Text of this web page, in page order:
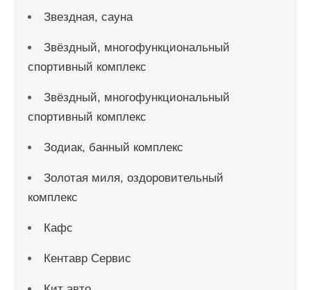
Звездная, сауна
Звёздный, многофункциональный
спортивный комплекс
Звёздный, многофункциональный
спортивный комплекс
Зодиак, банный комплекс
Золотая миля, оздоровительный
комплекс
Кафс
Кентавр Сервис